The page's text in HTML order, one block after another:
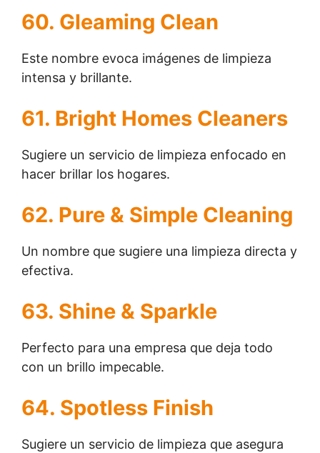
60. Gleaming Clean
Este nombre evoca imágenes de limpieza
intensa y brillante.
61. Bright Homes Cleaners
Sugiere un servicio de limpieza enfocado en
hacer brillar los hogares.
62. Pure & Simple Cleaning
Un nombre que sugiere una limpieza directa y
efectiva.
63. Shine & Sparkle
Perfecto para una empresa que deja todo
con un brillo impecable.
64. Spotless Finish
Sugiere un servicio de limpieza que asegura